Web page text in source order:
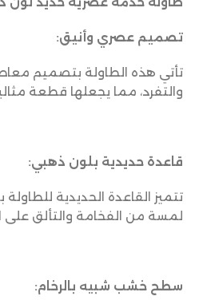
تصميم عصري وأنيق:
تأتي هذه الطاولة بتصميم
والتفرد، مما يجعلها قطعة
قاعدة حديدية بلون ذهبي:
تتميز القاعدة الحديدية
لمسة من الفخامة والتألق على
سطح خشب شبيه بالرخام: